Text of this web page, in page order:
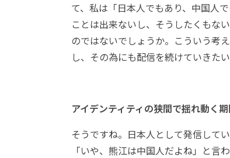
て、私は「日本人でもあり、中国人
ことは出来ないし、そうしたくもな
のではないでしょうか。こういう考
し、その為にも配信を続けていきたい
アイデンティティの狭間で揺れ動く
そうですね。日本人として発信して
「いや、熊江は中国人だよね」と言